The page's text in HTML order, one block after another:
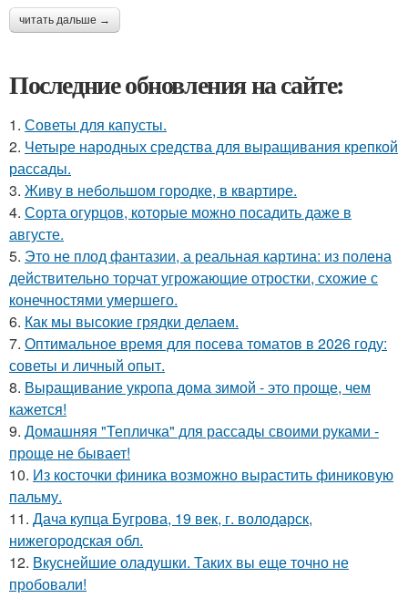
читать дальше →
Последние обновления на сайте:
1. Советы для капусты.
2. Четыре народных средства для выращивания крепкой
рассады.
3. Живу в небольшом городке, в квартире.
4. Сорта огурцов, которые можно посадить даже в
августе.
5. Это не плод фантазии, а реальная картина: из полена
действительно торчат угрожающие отростки, схожие с
конечностями умершего.
6. Как мы высокие грядки делаем.
7. Оптимальное время для посева томатов в 2026 году:
советы и личный опыт.
8. Выращивание укропа дома зимой - это проще, чем
кажется!
9. Домашняя "Тепличка" для рассады своими руками -
проще не бывает!
10. Из косточки финика возможно вырастить финиковую
пальму.
11. Дача купца Бугрова, 19 век, г. володарск,
нижегородская обл.
12. Вкуснейшие оладушки. Таких вы еще точно не
пробовали!